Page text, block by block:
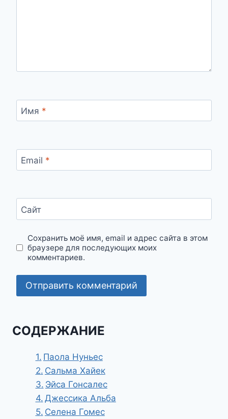
Имя *
Email *
Сайт
Сохранить моё имя, email и адрес сайта в этом
браузере для последующих моих
комментариев.
СОДЕРЖАНИЕ
Паола Нуньес
Сальма Хайек
Эйса Гонсалес
Джессика Альба
Селена Гомес